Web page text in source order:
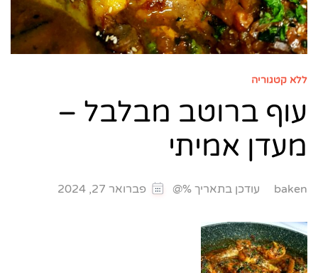
ללא קטגוריה
עוף ברוטב מבלבל –
מעדן אמיתי
baken עודכן בתאריך %@ פברואר 27, 2024